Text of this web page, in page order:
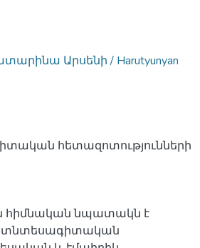
Արսենի / Harutyunyan
հետազոտությունների
հիմնական նպատակն է
տնտեսագիտական